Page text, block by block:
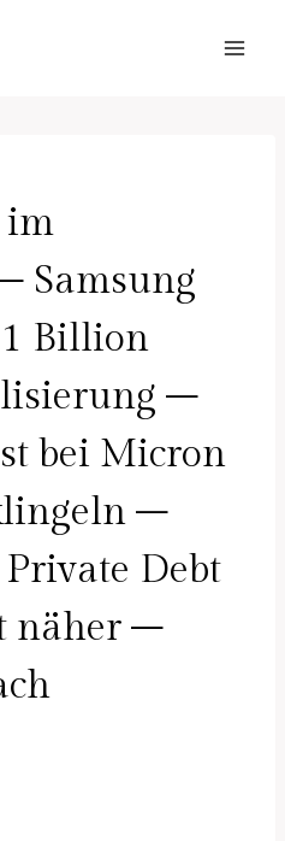
im
Samsung
Billion
–
bei Micron
–
Debt
näher –